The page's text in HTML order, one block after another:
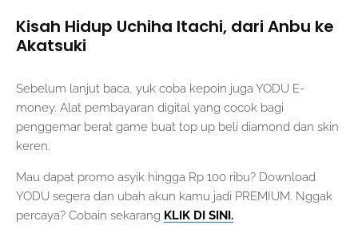
Kisah Hidup Uchiha Itachi, dari Anbu ke
Akatsuki
Sebelum lanjut baca, yuk coba kepoin juga YODU E-
money. Alat pembayaran digital yang cocok bagi
penggemar berat game buat top up beli diamond dan skin
keren.
Mau dapat promo asyik hingga Rp 100 ribu? Download
YODU segera dan ubah akun kamu jadi PREMIUM. Nggak
percaya? Cobain sekarang KLIK DI SINI.